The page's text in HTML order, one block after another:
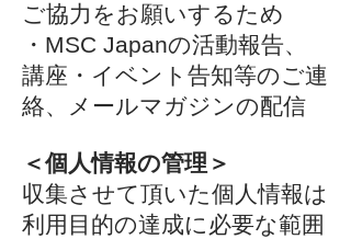
ご協力をお願いするため
・MSC Japanの活動報告、
講座・イベント告知等のご連
絡、メールマガジンの配信
＜個人情報の管理＞
収集させて頂いた個人情報は
利用目的の達成に必要な範囲